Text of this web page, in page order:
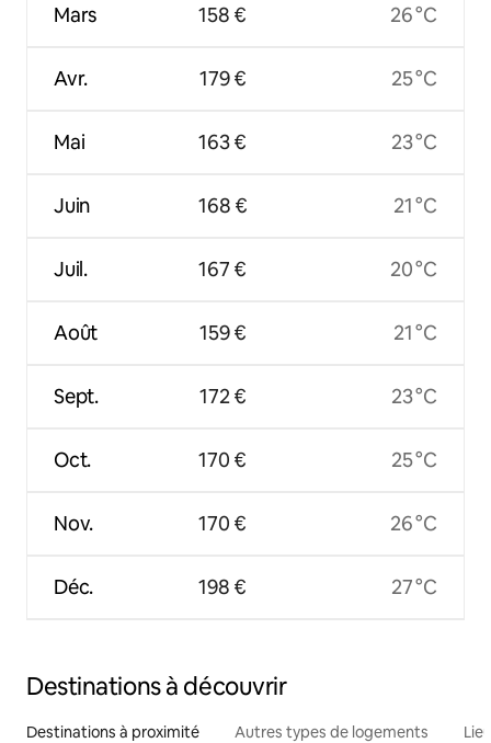
Mars
Avr.
Mai
Juin
Juil.
Août
Sept.
Oct.
Nov.
Déc.
158 €
179 €
163 €
168 €
167 €
159 €
172 €
170 €
170 €
198 €
26 °C
25 °C
23 °C
21 °C
20 °C
21 °C
23 °C
25 °C
26 °C
27 °C
Destinations à découvrir
Destinations à proximité Autres types de logements